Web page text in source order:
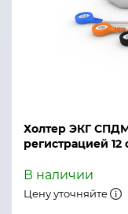
Холтер ЭКГ
регистрацией
В наличии
Цену уточняйте